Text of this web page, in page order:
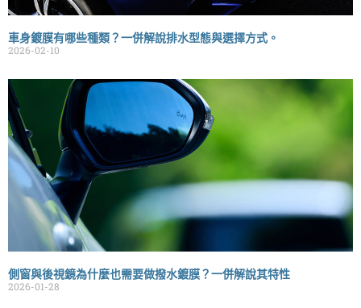
車身鍍膜有哪些種類？一併解說排水型態與選擇方式。
2026-02-10
側窗與後視鏡為什麼也需要做撥水鍍膜？一併解說其特性
2026-01-28